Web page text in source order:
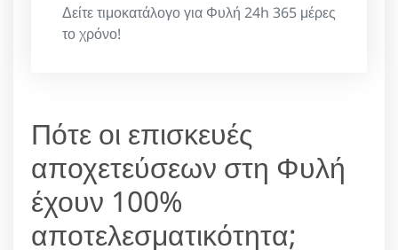
Δείτε τιμοκατάλογο για Φυλή 24h 365 μέρες
το χρόνο!
Πότε οι επισκευές
αποχετεύσεων στη Φυλή
έχουν 100%
αποτελεσματικότητα;